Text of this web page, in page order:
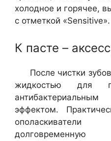
холодное и горячее,
с отметкой «Sensitive».
К пасте –
После чистки зубов
жидкостью для
антибактериальным
эффектом.
долговременную